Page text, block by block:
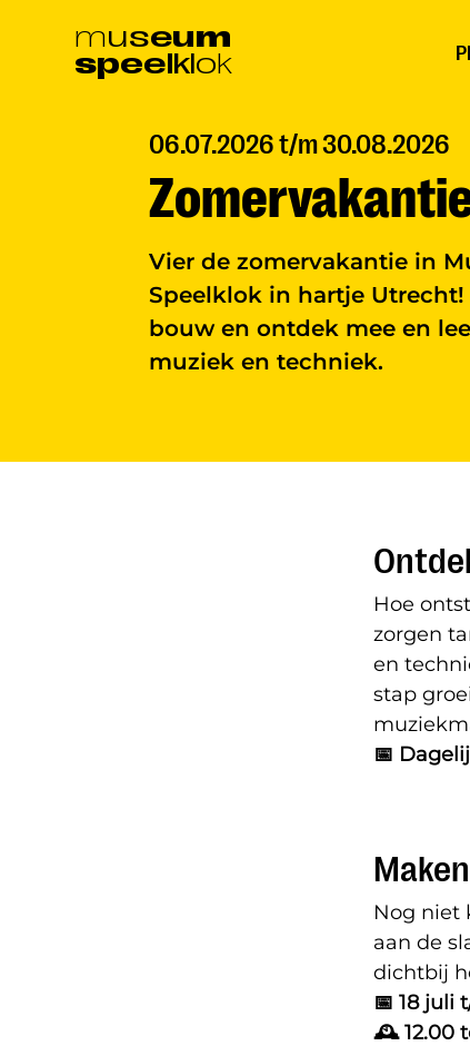
museum
speelklok
06.07.2026 t/m 30.08.2026
Vier de zomervakantie in
Speelklok in hartje Utrecht!
bouw en ontdek mee en
muziek en techniek.
Hoe
zorgen
en
stap
📅
Nog niet
aan de
dichtbij
📅 18 juli
🕰️ 12.00